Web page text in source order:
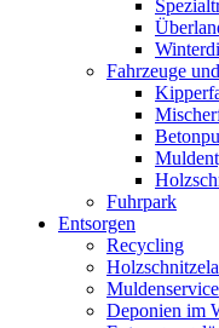
Fahrzeuge
Fuhrpark
Entsorgen
Recycling
Muldenservice
Deponien im